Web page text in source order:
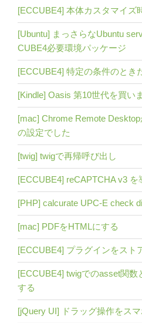
[ECCUBE4] 本体カスタマイズ
[Ubuntu] まっさらなUbuntu
CUBE4必要環境パッケージ
[ECCUBE4] 特定の条件のとき
[Kindle] Oasis 第10世代を買い
[mac] Chrome Remote
の設定でした
[twig] twigで再帰呼び出し
[ECCUBE4] reCAPTCHA v3 を
[PHP] calcurate UPC-E check
[mac] PDFをHTMLにする
[ECCUBE4] プラグインをスト
[ECCUBE4] twigでのasset関数
する
[jQuery UI] ドラッグ操作をス